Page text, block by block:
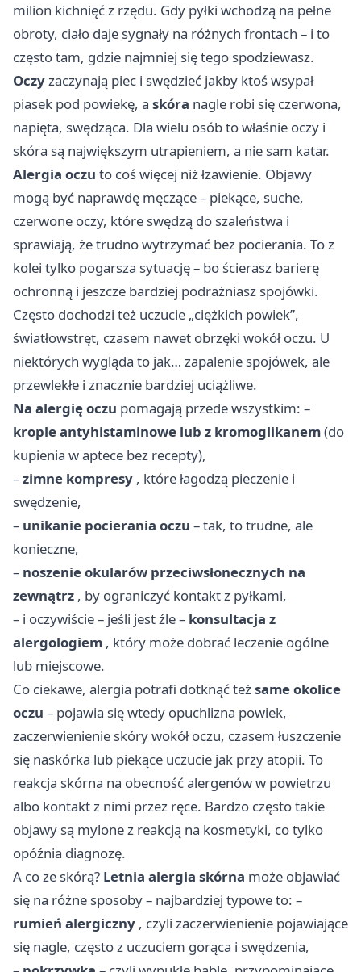
milion kichnięć z rzędu. Gdy pyłki wchodzą na pełne
obroty, ciało daje sygnały na różnych frontach – i to
często tam, gdzie najmniej się tego spodziewasz.
Oczyzaczynają piec i swędzieć jakby ktoś wsypał
piasek pod powiekę, a skóra nagle robi się czerwona,
napięta, swędząca. Dla wielu osób to właśnie oczy i
skóra są największym utrapieniem, a nie sam katar.
Alergia oczu to coś więcej niż łzawienie. Objawy
mogą być naprawdę męczące – piekące, suche,
czerwone oczy, które swędzą do szaleństwa i
sprawiają, że trudno wytrzymać bez pocierania. To z
kolei tylko pogarsza sytuację – bo ścierasz barierę
ochronną i jeszcze bardziej podrażniasz spojówki.
Często dochodzi też uczucie „ciężkich powiek”,
światłowstręt, czasem nawet obrzęki wokół oczu. U
niektórych wygląda to jak… zapalenie spojówek, ale
przewlekłe i znacznie bardziej uciążliwe.
Na alergię oczu pomagają przede wszystkim: –
krople antyhistaminowe lub z kromoglikanem(do
kupienia w aptece bez recepty),
–zimne kompresy , które łagodzą pieczenie i
swędzenie,
– unikanie pocierania oczu – tak, to trudne, ale
konieczne,
– noszenie okularów przeciwsłonecznych na
zewnątrz , by ograniczyć kontakt z pyłkami,
– i oczywiście – jeśli jest źle – konsultacja z
alergologiem , który może dobrać leczenie ogólne
lub miejscowe.
Co ciekawe, alergia potrafi dotknąć teżsame okolice
oczu – pojawia się wtedy opuchlizna powiek,
zaczerwienienie skóry wokół oczu, czasem łuszczenie
się naskórka lub piekące uczucie jak przy atopii. To
reakcja skórna na obecność alergenów w powietrzu
albo kontakt z nimi przez ręce. Bardzo często takie
objawy są mylone z reakcją na kosmetyki, co tylko
opóźnia diagnozę.
A co ze skórą? Letnia alergia skórna może objawiać
się na różne sposoby – najbardziej typowe to: –
rumień alergiczny , czyli zaczerwienienie pojawiające
się nagle, często z uczuciem gorąca i swędzenia,